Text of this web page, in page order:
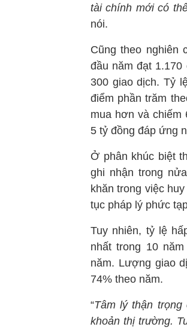
tài chính mới có
nói.
Cũng theo nghiên
đầu năm đạt
300 giao dịch. Tỷ
điểm phần trăm
mua hơn và chiếm
5 tỷ đồng đáp ứng
Ở phân khúc biệt
ghi nhận trong
khăn trong việc
tục pháp lý phức
Tuy nhiên, tỷ lệ
nhất trong 10
năm. Lượng giao
74% theo năm.
“Tâm lý thận
khoản thị trường.